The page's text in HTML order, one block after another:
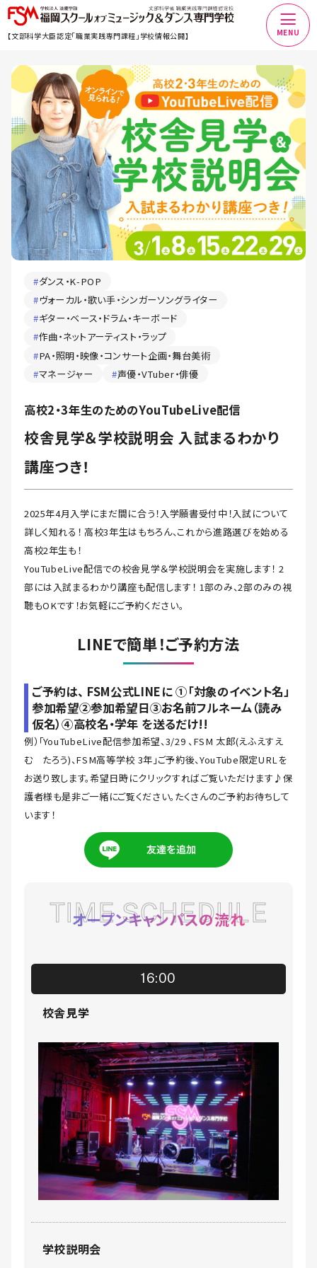
【文部科学大臣認定「職業実践専門課程」学校情報公開】 MENU
#ダンス・K-POP
#ヴォーカル・歌い手・シンガーソングライター
#ギター・ベース・ドラム・キーボード
#作曲・ネットアーティスト・ラップ
#PA・照明・映像・コンサート企画・舞台美術
#マネージャー #声優・VTuber・俳優
高校2・3年生のためのYouTubeLive配信
校舎見学＆学校説明会 入試まるわかり
講座つき！
2025年4月入学にまだ間に合う！入学願書受付中！入試について
詳しく知れる！ 高校3年生はもちろん、これから進路選びを始める
高校2年生も！
YouTubeLive配信での校舎見学＆学校説明会を実施します！ 2
部には入試まるわかり講座も配信します！ 1部のみ、2部のみの視
聴もOKです！お気軽にご予約ください。
LINEで簡単！ご予約方法
ご予約は、 FSM公式LINEに ①「対象のイベント名」
参加希望②参加希望日③お名前フルネーム（読み
仮名）④高校名・学年 を送るだけ!!
例）「YouTubeLive配信参加希望、3/29 、FSM 太郎(えふえすえ
む たろう)、FSM高等学校 3年」ご予約後、YouTube限定URLを
お送り致します。希望日時にクリックすればご覧いただけます♪保
護者様も是非ご一緒にご覧ください。たくさんのご予約お待ちして
います！
TIME SCHEDULE
オープンキャンパスの流れ
16:00
校舎見学
学校説明会